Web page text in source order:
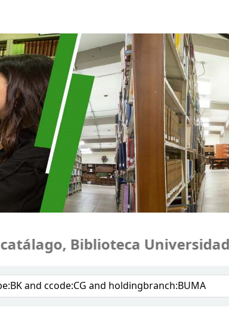
Biblioteca Universidad